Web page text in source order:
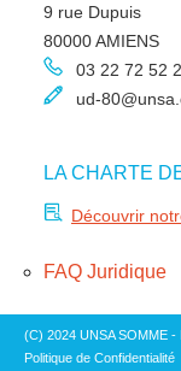
9 rue Dupuis
80000 AMIENS
03 22 72 52
ud-
LA CHARTE
Découvrir
FAQ Juridique
(C) 2024 UNSA SOMME -
Politique de Confidentialité